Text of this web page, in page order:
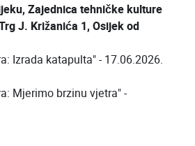
Zajednica tehničke kulture
J. Križanića 1, Osijek od
Izrada katapulta" - 17.06.2026.
Mjerimo brzinu vjetra" -